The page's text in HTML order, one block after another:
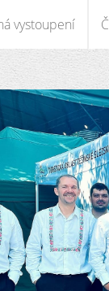
vystoupení